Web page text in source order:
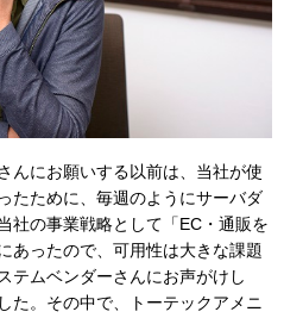
んにお願いする以前は、当社が使
たために、毎週のようにサーバダ
社の事業戦略として「EC・通販を
あったので、可用性は大きな課題
テムベンダーさんにお声がけし
た。その中で、トーテックアメニ